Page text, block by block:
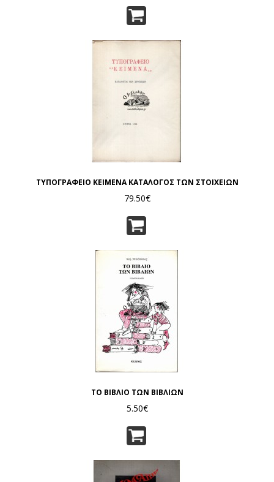
ΤΥΠΟΓΡΑΦΕΙΟ ΚΕΙΜΕΝΑ ΚΑΤΑΛΟΓΟΣ ΤΩΝ ΣΤΟΙΧΕΙΩΝ
79.50€
ΤΟ ΒΙΒΛΙΟ ΤΩΝ ΒΙΒΛΙΩΝ
5.50€